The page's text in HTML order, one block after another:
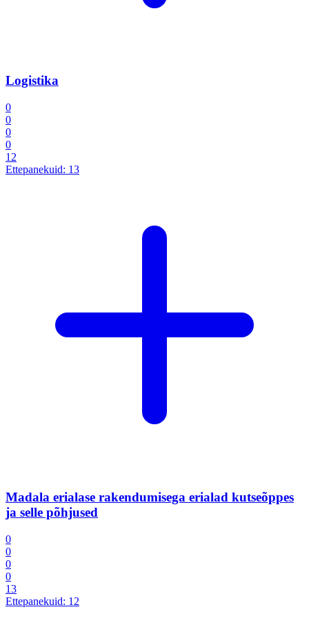
Logistika
0
0
0
0
12
Ettepanekuid: 13
Madala erialase rakendumisega erialad kutseõppes
ja selle põhjused
0
0
0
0
13
Ettepanekuid: 12